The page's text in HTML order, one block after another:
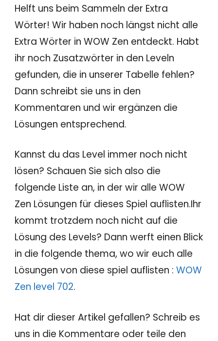
Helft uns beim Sammeln der Extra
Wörter! Wir haben noch längst nicht alle
Extra Wörter in WOW Zen entdeckt. Habt
ihr noch Zusatzwörter in den Leveln
gefunden, die in unserer Tabelle fehlen?
Dann schreibt sie uns in den
Kommentaren und wir ergänzen die
Lösungen entsprechend.
Kannst du das Level immer noch nicht
lösen? Schauen Sie sich also die
folgende Liste an, in der wir alle WOW
Zen Lösungen für dieses Spiel auflisten.Ihr
kommt trotzdem noch nicht auf die
Lösung des Levels? Dann werft einen Blick
in die folgende thema, wo wir euch alle
Lösungen von diese spiel auflisten : WOW
Zen level 702.
Hat dir dieser Artikel gefallen? Schreib es
uns in die Kommentare oder teile den